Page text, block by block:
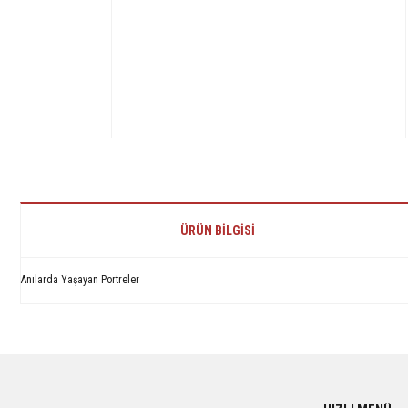
ÜRÜN BILGISI
Anılarda Yaşayan Portreler